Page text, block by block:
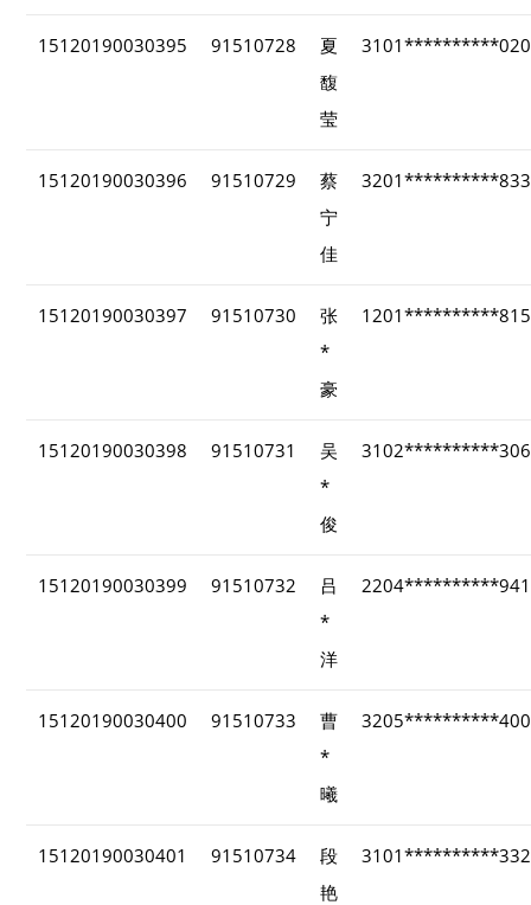
15120190030395 91510728
夏
馥
莹
15120190030396 91510729
蔡
宁
佳
15120190030397 91510730
张
*
豪
15120190030398 91510731
吴
*
俊
15120190030399 91510732
吕
*
洋
15120190030400 91510733
曹
*
曦
15120190030401 91510734
段
艳